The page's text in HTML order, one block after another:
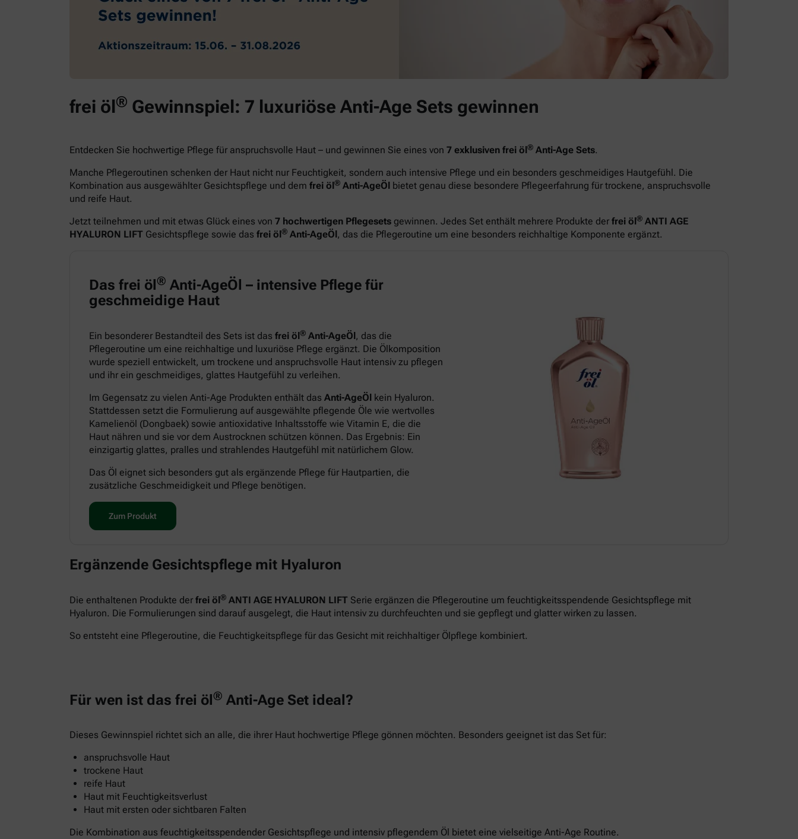
frei öl® Gewinnspiel: 7 luxuriöse Anti-Age Sets gewinnen
Entdecken Sie hochwertige Pflege für anspruchsvolle Haut – und gewinnen Sie eines von 7 exklusiven frei öl® Anti-Age Sets.
Manche Pflegeroutinen schenken der Haut nicht nur Feuchtigkeit, sondern auch intensive Pflege und ein besonders geschmeidiges Hautgefühl. Die
Kombination aus ausgewählter Gesichtspflege und dem frei öl® Anti-AgeÖl bietet genau diese besondere Pflegeerfahrung für trockene, anspruchsvolle
und reife Haut.
Jetzt teilnehmen und mit etwas Glück eines von 7 hochwertigen Pflegesets gewinnen. Jedes Set enthält mehrere Produkte der frei öl® ANTI AGE
HYALURON LIFT Gesichtspflege sowie das frei öl® Anti-AgeÖl, das die Pflegeroutine um eine besonders reichhaltige Komponente ergänzt.
Das frei öl ® Anti-AgeÖl – intensive Pflege für
geschmeidige Haut
Ein besonderer Bestandteil des Sets ist das frei öl® Anti-AgeÖl, das die
Pflegeroutine um eine reichhaltige und luxuriöse Pflege ergänzt. Die Ölkomposition
wurde speziell entwickelt, um trockene und anspruchsvolle Haut intensiv zu pflegen
und ihr ein geschmeidiges, glattes Hautgefühl zu verleihen.
Im Gegensatz zu vielen Anti-Age Produkten enthält das Anti-AgeÖl kein Hyaluron.
Stattdessen setzt die Formulierung auf ausgewählte pflegende Öle wie wertvolles
Kamelienöl (Dongbaek) sowie antioxidative Inhaltsstoffe wie Vitamin E, die die
Haut nähren und sie vor dem Austrocknen schützen können. Das Ergebnis: Ein
einzigartig glattes, pralles und strahlendes Hautgefühl mit natürlichem Glow.
Das Öl eignet sich besonders gut als ergänzende Pflege für Hautpartien, die
zusätzliche Geschmeidigkeit und Pflege benötigen.
Zum Produkt
Ergänzende Gesichtspflege mit Hyaluron
Die enthaltenen Produkte der frei öl® ANTI AGE HYALURON LIFT Serie ergänzen die Pflegeroutine um feuchtigkeitsspendende Gesichtspflege mit
Hyaluron. Die Formulierungen sind darauf ausgelegt, die Haut intensiv zu durchfeuchten und sie gepflegt und glatter wirken zu lassen.
So entsteht eine Pflegeroutine, die Feuchtigkeitspflege für das Gesicht mit reichhaltiger Ölpflege kombiniert.
Für wen ist das frei öl® Anti-Age Set ideal?
Dieses Gewinnspiel richtet sich an alle, die ihrer Haut hochwertige Pflege gönnen möchten. Besonders geeignet ist das Set für:
anspruchsvolle Haut
trockene Haut
reife Haut
Haut mit Feuchtigkeitsverlust
Haut mit ersten oder sichtbaren Falten
Die Kombination aus feuchtigkeitsspendender Gesichtspflege und intensiv pflegendem Öl bietet eine vielseitige Anti-Age Routine.